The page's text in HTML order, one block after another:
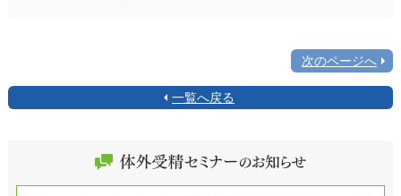
次のページへ
一覧へ戻る